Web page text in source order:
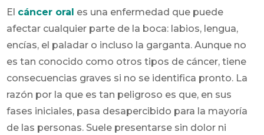
El cáncer oral es una enfermedad que puede
afectar cualquier parte de la boca: labios, lengua,
encías, el paladar o incluso la garganta. Aunque no
es tan conocido como otros tipos de cáncer, tiene
consecuencias graves si no se identifica pronto. La
razón por la que es tan peligroso es que, en sus
fases iniciales, pasa desapercibido para la mayoría
de las personas. Suele presentarse sin dolor ni